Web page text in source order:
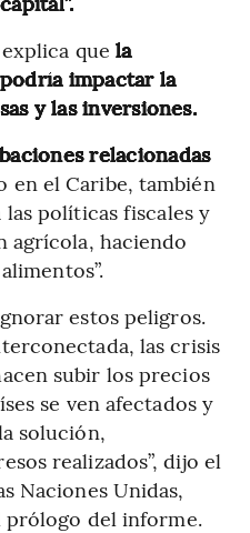
que la
impactar la
y las inversiones.
relacionadas
en el Caribe, también
políticas fiscales y
haciendo
estos peligros.
las crisis
subir los precios
se ven afectados y
solución,
realizados”, dijo el
Naciones Unidas,
del informe.